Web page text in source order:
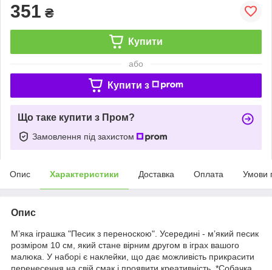
351 ₴
Купити
або
Купити з
Що таке купити з Пром?
Замовлення під захистом
Опис Характеристики Доставка Оплата Умови
Опис
Мʼяка іграшка "Песик з переноскою". Усередині - мʼякий песик
розміром 10 см, який стане вірним другом в іграх вашого
малюка. У наборі є наклейки, що дає можливість прикрасити
перенесення на свій смак і проявити креативність. *Собачка